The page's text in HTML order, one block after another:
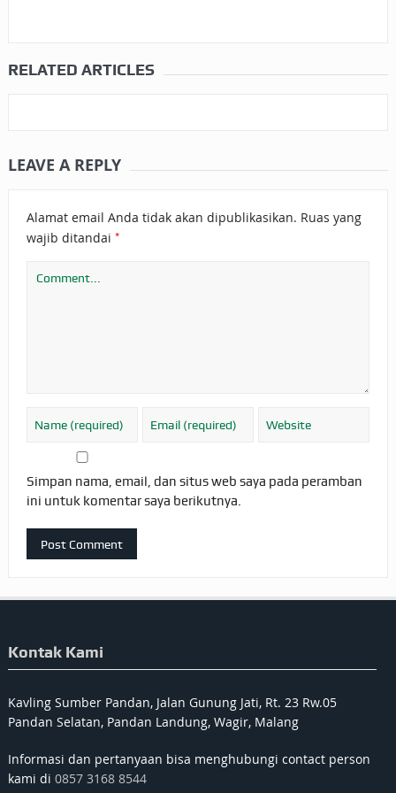
RELATED ARTICLES
LEAVE A REPLY
Alamat email Anda tidak akan dipublikasikan. Ruas yang
wajib ditandai *
Simpan nama, email, dan situs web saya pada peramban
ini untuk komentar saya berikutnya.
Kontak Kami
Kavling Sumber Pandan, Jalan Gunung Jati, Rt. 23 Rw.05
Pandan Selatan, Pandan Landung, Wagir, Malang
Informasi dan pertanyaan bisa menghubungi contact person
kami di 0857 3168 8544